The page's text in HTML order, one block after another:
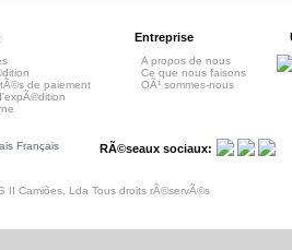
de paiement
Entreprise
A propos de nous
Ce que nous faisons
OÃ¹ sommes-nous
Français RÃ©seaux sociaux:
II Camiões, Lda Tous droits rÃ©servÃ©s